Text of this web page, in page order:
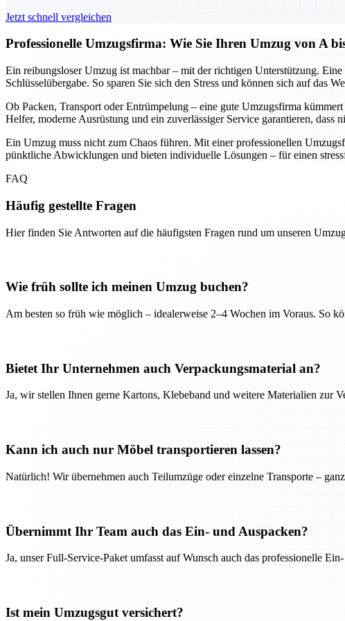
Jetzt schnell vergleichen
Professionelle Umzugsfirma: Wie Sie Ihren Umzug von A
Ein reibungsloser Umzug ist machbar – mit der richtigen Unterstützung.
Schlüsselübergabe. So sparen Sie sich den Stress und können sich auf das
Ob Packen, Transport oder Entrümpelung – eine gute Umzugsfirma
Helfer, moderne Ausrüstung und ein zuverlässiger Service garantieren, dass
Ein Umzug muss nicht zum Chaos führen. Mit einer professionellen
pünktliche Abwicklungen und bieten individuelle Lösungen – für einen
FAQ
Häufig gestellte Fragen
Hier finden Sie Antworten auf die häufigsten Fragen rund um unseren
Wie früh sollte ich meinen Umzug buchen?
Am besten so früh wie möglich – idealerweise 2–4 Wochen im Voraus. So
Bietet Ihr Unternehmen auch Verpackungsmaterial an?
Ja, wir stellen Ihnen gerne Kartons, Klebeband und weitere Materialien zur
Kann ich auch nur Möbel transportieren lassen?
Natürlich! Wir übernehmen auch Teilumzüge oder einzelne Transporte –
Übernimmt Ihr Team auch das Ein- und Auspacken?
Ja, unser Full-Service-Paket umfasst auf Wunsch auch das professionelle
Ist mein Umzugsgut versichert?